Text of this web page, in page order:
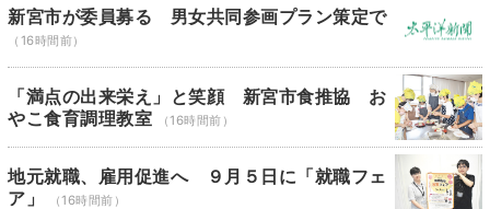
新宮市が委員募る 男女共同参画プラン策定で
（16時間前）
「満点の出来栄え」と笑顔 新宮市食推協 お
やこ食育調理教室
（16時間前）
地元就職、雇用促進へ ９月５日に「就職フェ
ア」
（16時間前）